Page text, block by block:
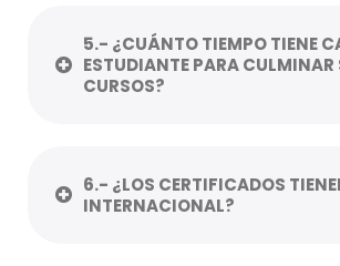
5.- ¿CUÁNTO TIEMPO TIENE
ESTUDIANTE PARA CULMINAR
CURSOS?
6.- ¿LOS CERTIFICADOS
INTERNACIONAL?